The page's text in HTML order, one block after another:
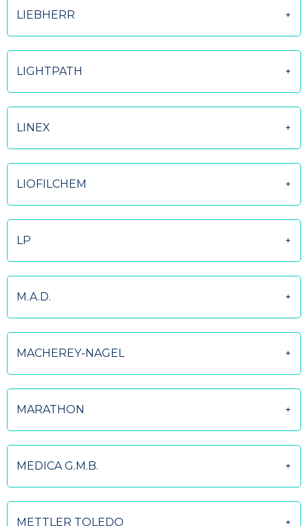
LIEBHERR
LIGHTPATH
LINEX
LIOFILCHEM
LP
M.A.D.
MACHEREY-NAGEL
MARATHON
MEDICA G.M.B.
METTLER TOLEDO